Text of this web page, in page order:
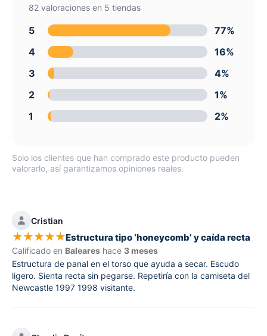
82 valoraciones en 5 tiendas
5
77%
4
16%
3
4%
2
1%
1
2%
Solo los clientes que han comprado este producto pueden
valorarlo, así garantizamos opiniones reales.
Cristian
★★★★★Estructura tipo ‘honeycomb’ y caída recta
Calificado en Baleares hace 3 meses
Estructura de panal en el torso que ayuda a secar. Escudo
ligero. Sienta recta sin pegarse. Repetiría con la camiseta del
Newcastle 1997 1998 visitante.